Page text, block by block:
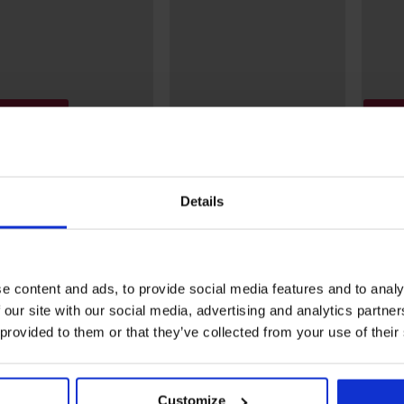
Details
content and ads, to provide social media features and to
site with our social media, advertising and analytics
to them or that they’ve collected from your use of
Customize
ZDARMA
Horní díl plavek Auralux
954 Kč1 590 Kč
1+1
Horní
895 Kč
PRODUKTU Horní díl plavek
4
0x